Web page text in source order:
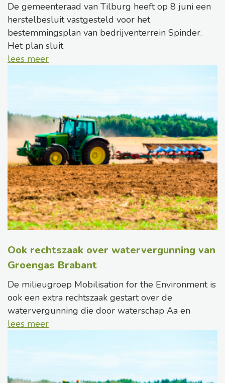
De gemeenteraad van Tilburg heeft op 8 juni een
herstelbesluit vastgesteld voor het
bestemmingsplan van bedrijventerrein Spinder.
Het plan sluit
lees meer
Ook rechtszaak over watervergunning van
Groengas Brabant
De milieugroep Mobilisation for the Environment is
ook een extra rechtszaak gestart over de
watervergunning die door waterschap Aa en
lees meer